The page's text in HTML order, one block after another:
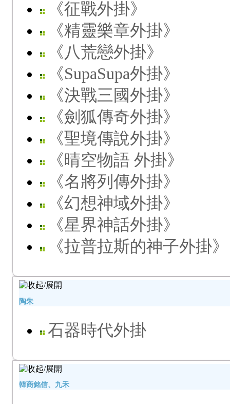
《征戰外掛》
《精靈樂章外掛》
《八荒戀外掛》
《SupaSupa外掛》
《決戰三國外掛》
《劍狐傳奇外掛》
《聖境傳說外掛》
《晴空物語 外掛》
《名將列傳外掛》
《幻想神域外掛》
《星界神話外掛》
《拉普拉斯的神子外掛》
陶朱
石器時代外掛
韓商銘信、九禾